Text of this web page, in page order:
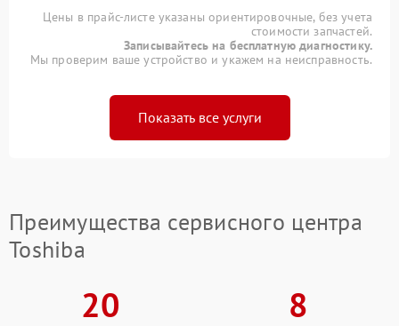
Цены в прайс-листе указаны ориентировочные, без учета
стоимости запчастей.
Записывайтесь на бесплатную диагностику.
Мы проверим ваше устройство и укажем на неисправность.
Показать все услуги
Преимущества сервисного центра
Toshiba
20 8